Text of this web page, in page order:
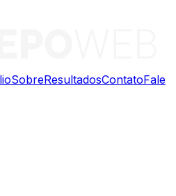
SobreResultadosContatoFale